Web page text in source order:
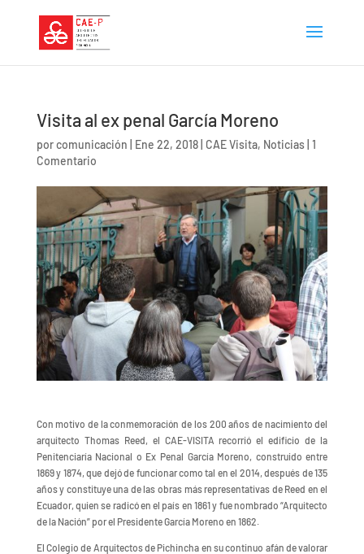
Visita al ex penal García Moreno
porcomunicación Ene 22, 2018| CAE Visita, Noticias| 1
Comentario
Con motivo de la conmemoración de los 200 años de nacimiento del
arquitecto Thomas Reed, el CAE-VISITA recorrió el edificio de la
Penitenciaría Nacional o Ex Penal García Moreno, construido entre
1869 y 1874, que dejó de funcionar como tal en el 2014, después de 135
años y constituye una de las obras más representativas de Reed en el
Ecuador, quien se radicó en el país en 1861 y fue nombrado “Arquitecto
de la Nación” por el Presidente García Moreno en 1862.
El Colegio de Arquitectos de Pichincha en su continuo afán de valorar